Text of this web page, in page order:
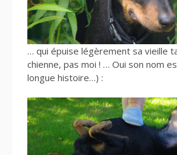
… qui épuise légèrement sa vieille
chienne, pas moi ! … Oui son nom
longue histoire…) :